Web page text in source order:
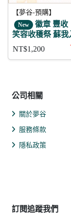
【夢谷-預購】
New 徽章 豐收
笑容收穫祭 蘇我
NT$1,200
公司相關
關於夢谷
服務條款
隱私政策
訂閱追蹤我們